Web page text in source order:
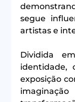
segue
artistas e
Dividida
identidade,
exposição